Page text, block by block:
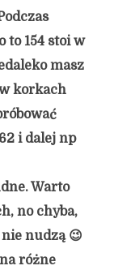
to 154 stoi w
masz
korkach
i dalej np
Warto
no chyba,
nudzą 😉
różne